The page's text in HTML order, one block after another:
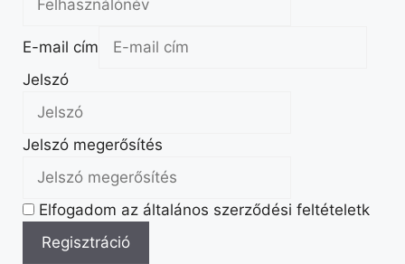
E-mail cím
Jelszó
Jelszó megerősítés
Elfogadom az általános szerződési feltételetk